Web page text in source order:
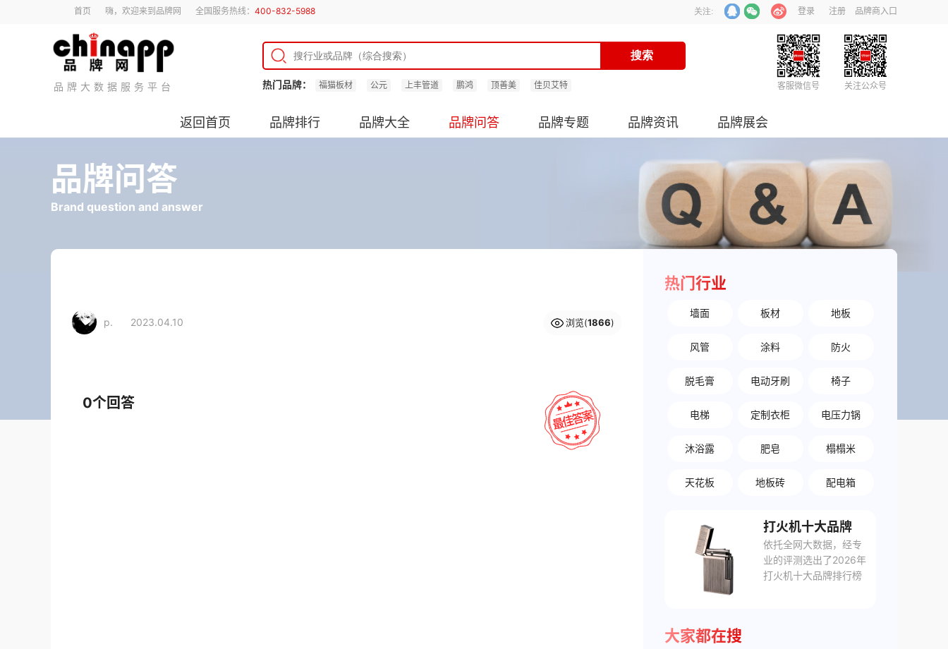
首页 嗨，欢迎来到品牌网 全国服务热线： 400-832-5988 登录 注册 品牌商入口
关注:
品牌大数据服务平台 热门品牌： 福猫板材 公元 上丰管道 鹏鸿 顶善美 佳贝艾特 客服微信号 关注公众号
返回首页 品牌排行 品牌大全 品牌问答 品牌专题 品牌资讯 品牌展会
品牌问答
Brand question and answer
p. 2023.04.10 浏览(1866)
0个回答
热门行业
墙面 板材 地板
风管 涂料 防火
脱毛膏 电动牙刷 椅子
电梯 定制衣柜 电压力锅
沐浴露 肥皂 榻榻米
天花板 地板砖 配电箱
打火机十大品牌
依托全网大数据，经专
业的评测选出了2026年
打火机十大品牌排行榜
大家都在搜